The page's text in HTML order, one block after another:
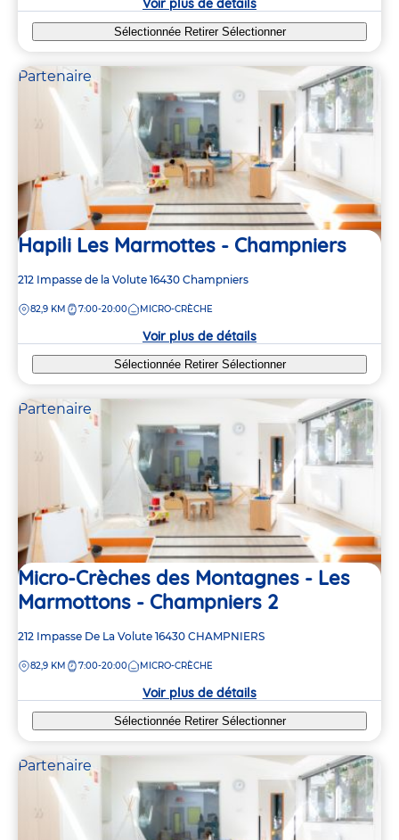
Sélectionnée Retirer Sélectionner
Partenaire
Hapili Les Marmottes - Champniers
Adresse
la
212 Impasse de la Volute 16430 Champniers
DISTANCE
82,9 KM 7:00-20:00 MICRO-CRÈCHE
Voir plus de détails
Sélectionnée Retirer Sélectionner
Partenaire
Micro-Crèches des Montagnes - Les
Marmottons - Champniers 2
Adresse
la
212 Impasse De La Volute 16430 CHAMPNIERS
DISTANCE
82,9 KM 7:00-20:00 MICRO-CRÈCHE
Voir plus de détails
Sélectionnée Retirer Sélectionner
Partenaire